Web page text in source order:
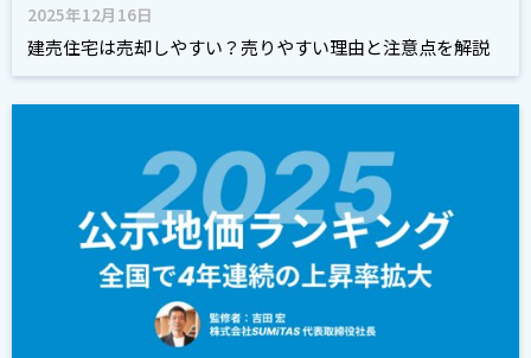
2025年12月16日
建売住宅は売却しやすい？売りやすい理由と注意点を解説